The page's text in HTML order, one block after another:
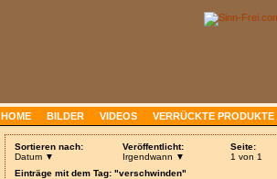
HOME BILDER VIDEOS VERRÜCKTE PRODUKTE
Sortieren nach:
Datum ▼
Veröffentlicht:
Irgendwann ▼
Seite:
1 von 1
Einträge mit dem Tag: "verschwinden"